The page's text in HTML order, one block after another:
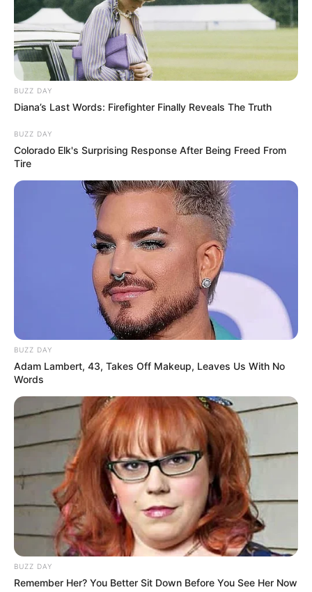
BUZZ DAY
Diana’s Last Words: Firefighter Finally Reveals The Truth
BUZZ DAY
Colorado Elk's Surprising Response After Being Freed From
Tire
BUZZ DAY
Adam Lambert, 43, Takes Off Makeup, Leaves Us With No
Words
BUZZ DAY
Remember Her? You Better Sit Down Before You See Her Now